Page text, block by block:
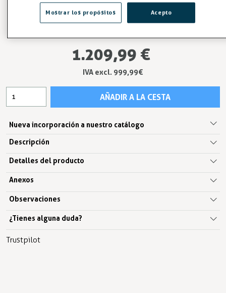
refrigeración de alto rendimiento y máxima fiabilidad.
1.209,99 €
IVA excl. 999,99€
AÑADIR A LA CESTA
Nueva incorporación a nuestro catálogo
Descripción
Detalles del producto
Anexos
Observaciones
¿Tienes alguna duda?
Trustpilot
Acepto
Mostrar los propósitos